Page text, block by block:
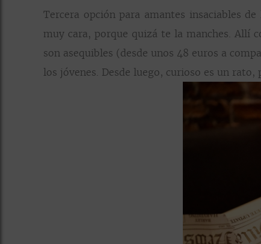
Tercera opción para amantes insaciables de
muy cara, porque quizá te la manches. Allí
son asequibles (desde unos 48 euros a
los jóvenes. Desde luego, curioso es un